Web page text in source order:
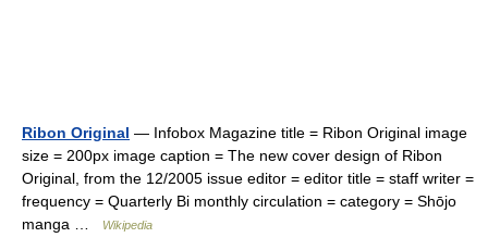
Ribon Original — Infobox Magazine title = Ribon Original image
size = 200px image caption = The new cover design of Ribon
Original, from the 12/2005 issue editor = editor title = staff writer =
frequency = Quarterly Bi monthly circulation = category = Shōjo
manga …
Wikipedia